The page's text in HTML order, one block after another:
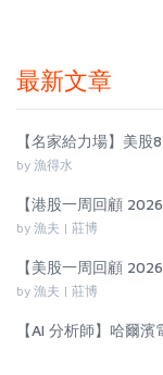
最新文章
【名家給力場】美股
by 漁得水
【港股一周回顧
by 漁夫 | 莊博
【美股一周回顧
by 漁夫 | 莊博
【AI 分析師】哈爾濱